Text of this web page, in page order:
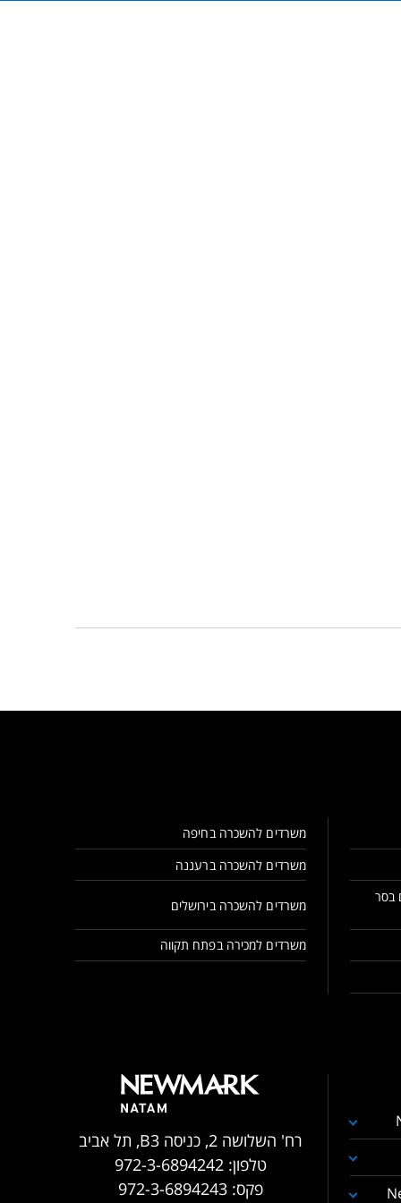
משרדים להשכרה בחיפה
משרדים להשכרה ברעננה
בסר
משרדים להשכרה בירושלים
משרדים למכירה בפתח תקווה
רח' השלושה 2, כניסה B3, תל אביב
טלפון:972-3-6894242
פקס:972-3-6894243